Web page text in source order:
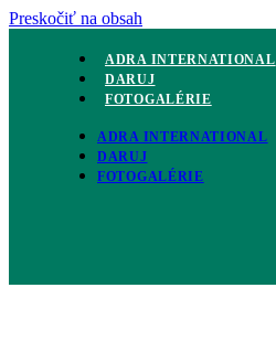
Preskočiť na obsah
ADRA INTERNATIONAL
DARUJ
FOTOGALÉRIE
ADRA INTERNATIONAL
DARUJ
FOTOGALÉRIE